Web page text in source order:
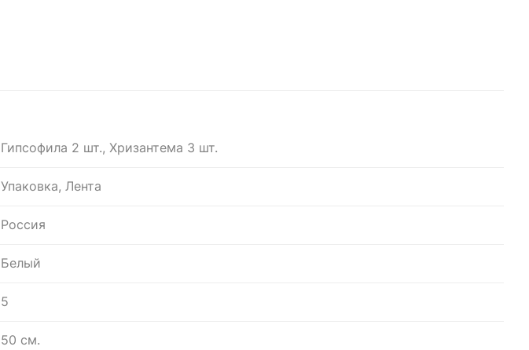
Гипсофила 2 шт., Хризантема 3 шт.
Упаковка, Лента
Россия
Белый
5
50 см.